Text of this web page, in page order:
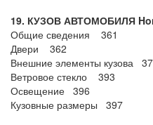
19. КУЗОВ АВТОМОБИЛЯ
Общие сведения 361
Двери 362
Внешние элементы кузова
Ветровое стекло 393
Освещение 396
Кузовные размеры 397